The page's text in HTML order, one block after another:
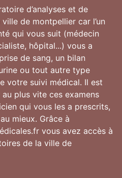
d’analyses et de
de montpellier car l’un
qui vous suit (médecin
hôpital...) vous a
de sang, un bilan
ou tout autre type
votre suivi médical. Il est
plus vite ces examens
qui vous les a prescrits,
mieux. Grâce à
vous avez accès à
de la ville de